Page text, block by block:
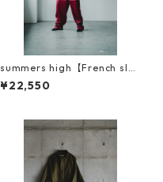
summers high【French slee
ve Tutta TSUNAGI】
¥22,550